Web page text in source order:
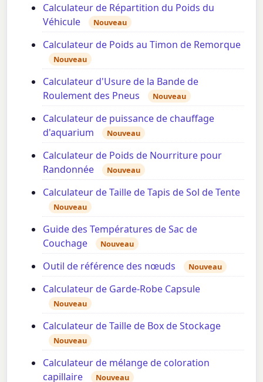
Calculateur de Répartition du Poids du
Véhicule
Nouveau
Calculateur de Poids au Timon de Remorque
Nouveau
Calculateur d'Usure de la Bande de
Roulement des Pneus
Nouveau
Calculateur de puissance de chauffage
d'aquarium
Nouveau
Calculateur de Poids de Nourriture pour
Randonnée
Nouveau
Calculateur de Taille de Tapis de Sol de Tente
Nouveau
Guide des Températures de Sac de
Couchage
Nouveau
Outil de référence des nœuds Nouveau
Calculateur de Garde-Robe Capsule
Nouveau
Calculateur de Taille de Box de Stockage
Nouveau
Calculateur de mélange de coloration
capillaire
Nouveau